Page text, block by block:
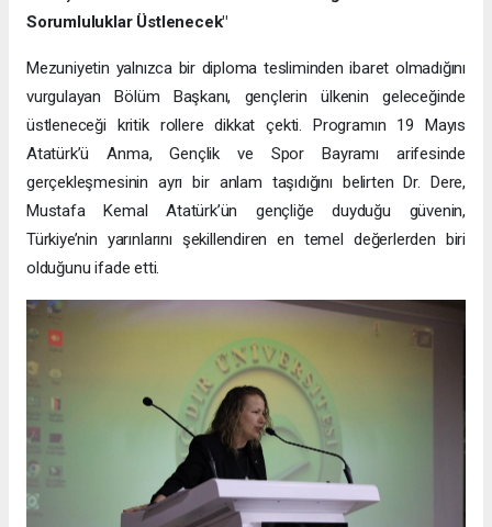
Sorumluluklar Üstlenecek"
Mezuniyetin yalnızca bir diploma tesliminden ibaret olmadığını
vurgulayan Bölüm Başkanı, gençlerin ülkenin geleceğinde
üstleneceği kritik rollere dikkat çekti. Programın 19 Mayıs
Atatürk’ü Anma, Gençlik ve Spor Bayramı arifesinde
gerçekleşmesinin ayrı bir anlam taşıdığını belirten Dr. Dere,
Mustafa Kemal Atatürk’ün gençliğe duyduğu güvenin,
Türkiye’nin yarınlarını şekillendiren en temel değerlerden biri
olduğunu ifade etti.